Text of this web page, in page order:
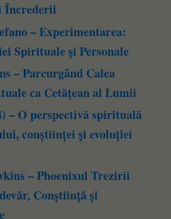
– Experimentarea:
Spirituale și Personale
– Parcurgând Calea
ca Cetăţean al Lumii
– O perspectivă spirituală
conștiinței și evoluției
– Phoenixul Trezirii
Conștiință și